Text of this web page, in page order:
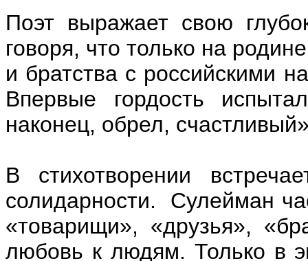
Поэт выражает свою
говоря, что только на
и братства с российскими
Впервые гордость
наконец, обрел,
В стихотворении
солидарности. Сулейман
«товарищи», «друзья»,
любовь к людям. Только в